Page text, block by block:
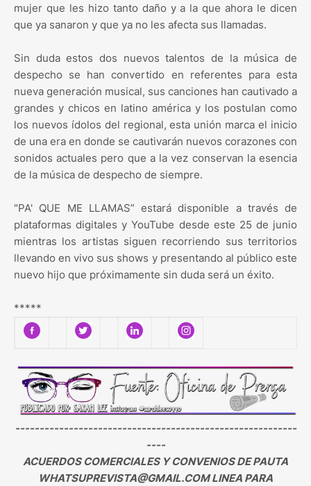
mujer que les hizo tanto daño y a la que ahora le dicen
que ya sanaron y que ya no les afecta sus llamadas.
Sin duda estos dos nuevos talentos de la música de
despecho se han convertido en referentes para esta
nueva generación musical, sus canciones han cautivado a
grandes y chicos en latino américa y los postulan como
los nuevos ídolos del regional, esta unión marca el inicio
de una era en donde se cautivarán nuevos corazones con
sonidos actuales pero que a la vez conservan la esencia
de la música de despecho de siempre.
"PA' QUE ME LLAMAS” estará disponible a través de
plataformas digitales y YouTube desde este 25 de junio
mientras los artistas siguen recorriendo sus territorios
llevando en vivo sus shows y presentando al público este
nuevo hijo que próximamente sin duda será un éxito.
*****
----------------------------------------------------------
----
ACUERDOS COMERCIALES Y CONVENIOS DE PAUTA
WHATSUPREVISTA@GMAIL.COM LINEA PARA